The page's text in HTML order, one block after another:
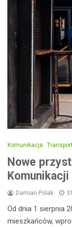
Komunikacja
Nowe
Damian Polak
Od dnia 1 sierpnia
mieszkańców,